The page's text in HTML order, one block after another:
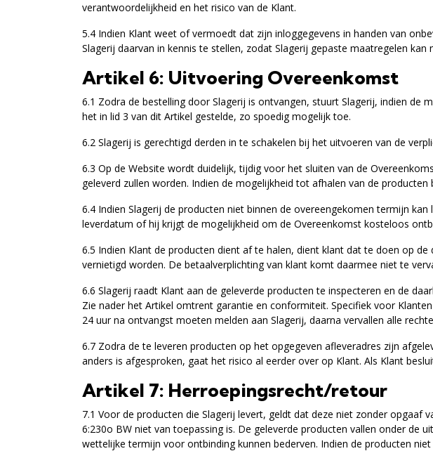
verantwoordelijkheid en het risico van de Klant.
5.4 Indien Klant weet of vermoedt dat zijn inloggegevens in handen van
Slagerij daarvan in kennis te stellen, zodat Slagerij gepaste maatregelen kan
Artikel 6: Uitvoering Overeenkomst
6.1 Zodra de bestelling door Slagerij is ontvangen, stuurt Slagerij, indien
het in lid 3 van dit Artikel gestelde, zo spoedig mogelijk toe.
6.2 Slagerij is gerechtigd derden in te schakelen bij het uitvoeren van de
6.3 Op de Website wordt duidelijk, tijdig voor het sluiten van de
geleverd zullen worden. Indien de mogelijkheid tot afhalen van de
6.4 Indien Slagerij de producten niet binnen de overeengekomen termijn
leverdatum of hij krijgt de mogelijkheid om de Overeenkomst kosteloos
6.5 Indien Klant de producten dient af te halen, dient klant dat te doen op
vernietigd worden. De betaalverplichting van klant komt daarmee niet te
6.6 Slagerij raadt Klant aan de geleverde producten te inspecteren en de
Zie nader het Artikel omtrent garantie en conformiteit. Specifiek voor
24 uur na ontvangst moeten melden aan Slagerij, daarna vervallen alle
6.7 Zodra de te leveren producten op het opgegeven afleveradres zijn
anders is afgesproken, gaat het risico al eerder over op Klant. Als Klant
Artikel 7: Herroepingsrecht/retour
7.1 Voor de producten die Slagerij levert, geldt dat deze niet zonder
6:230o BW niet van toepassing is. De geleverde producten vallen onder de
wettelijke termijn voor ontbinding kunnen bederven. Indien de producten